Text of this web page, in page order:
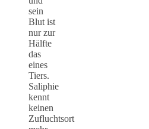
sein
Blut ist
nur zur
Hälfte
das
eines
Tiers.
Saliphie
kennt
keinen
Zufluchtsort